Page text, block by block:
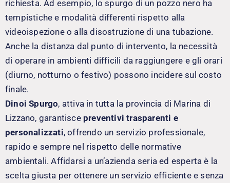
richiesta. Ad esempio, lo spurgo di un pozzo nero ha
tempistiche e modalità differenti rispetto alla
videoispezione o alla disostruzione di una tubazione.
Anche la distanza dal punto di intervento, la necessità
di operare in ambienti difficili da raggiungere e gli orari
(diurno, notturno o festivo) possono incidere sul costo
finale.
Dinoi Spurgo, attiva in tutta la provincia di Marina di
Lizzano, garantisce preventivi trasparenti e
personalizzati, offrendo un servizio professionale,
rapido e sempre nel rispetto delle normative
ambientali. Affidarsi a un’azienda seria ed esperta è la
scelta giusta per ottenere un servizio efficiente e senza